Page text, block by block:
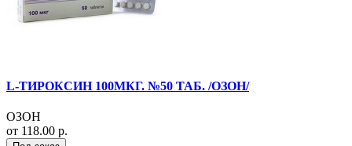
L-ТИРОКСИН 100МКГ. №50 ТАБ. /ОЗОН/
ОЗОН
от 118.00 р.